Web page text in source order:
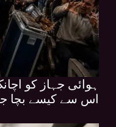
ہوائی جہاز کو
اس سے کیسے بچا